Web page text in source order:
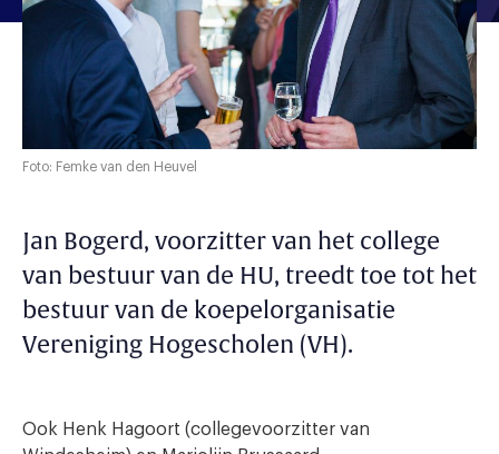
Foto: Femke van den Heuvel
Jan Bogerd, voorzitter van het college
van bestuur van de HU, treedt toe tot het
bestuur van de koepelorganisatie
Vereniging Hogescholen (VH).
Ook Henk Hagoort (collegevoorzitter van